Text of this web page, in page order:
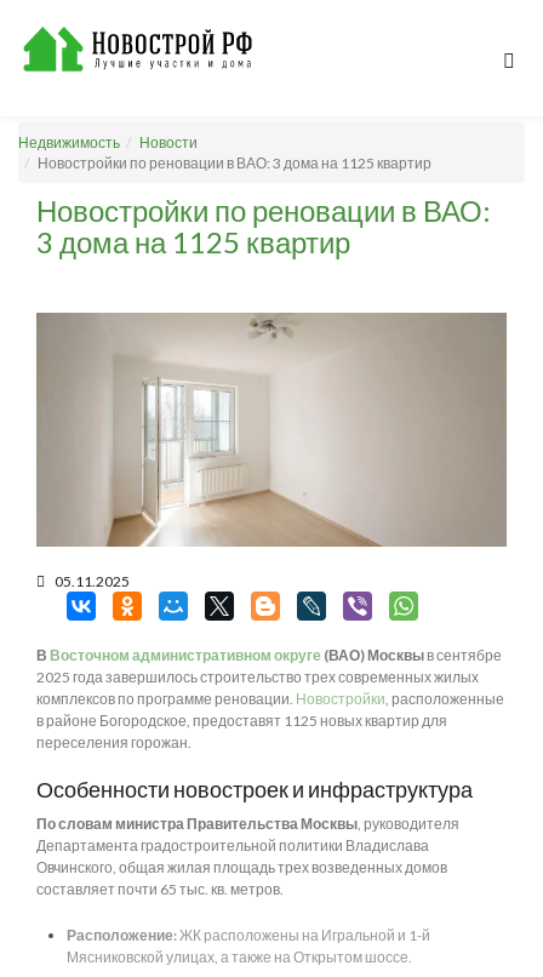
Недвижимость
Новости
Новостройки по реновации в ВАО: 3 дома на 1125 квартир
Новостройки по реновации в ВАО:
3 дома на 1125 квартир
05.11.2025
В Восточном административном округе (ВАО) Москвы в сентябре
2025 года завершилось строительство трех современных жилых
комплексов по программе реновации. Новостройки , расположенные
в районе Богородское, предоставят 1125 новых квартир для
переселения горожан.
Особенности новостроек и инфраструктура
По словам министра Правительства Москвы , руководителя
Департамента градостроительной политики Владислава
Овчинского, общая жилая площадь трех возведенных домов
составляет почти 65 тыс. кв. метров.
Расположение:ЖК расположены на Игральной и 1-й
Мясниковской улицах, а также на Открытом шоссе.